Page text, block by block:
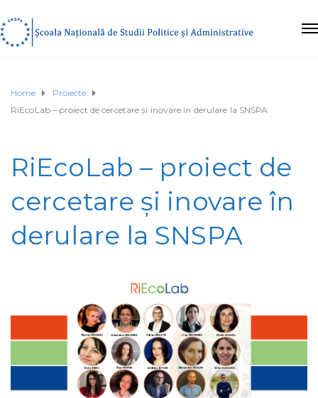
Home
Proiecte
RiEcoLab – proiect de cercetare și inovare în derulare la SNSPA
RiEcoLab – proiect de
cercetare și inovare în
derulare la SNSPA